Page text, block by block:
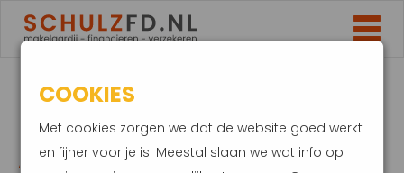
PREMIE
ATUOVERZEKERING
COOKIES
Met cookies zorgen we dat de website goed werkt
en fijner voor je is. Meestal slaan we wat info op